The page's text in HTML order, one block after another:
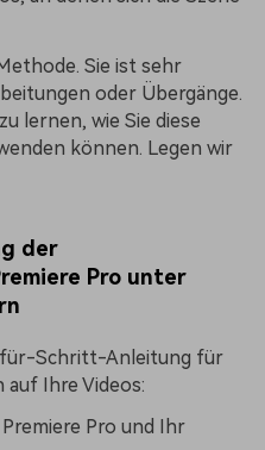
Sie ist sehr
oder Übergänge.
lernen, wie Sie diese
können. Legen wir
der
Pro unter
Schritt-Anleitung für
Ihre Videos:
Pro und Ihr